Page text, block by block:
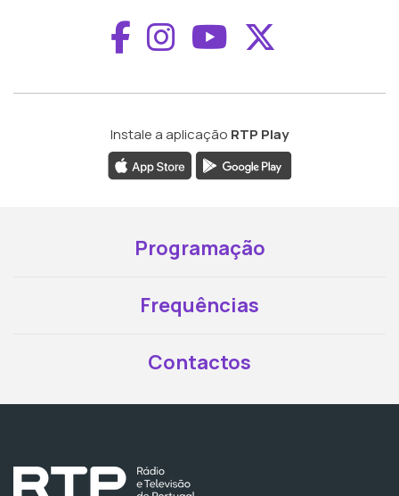
Aceder ao
Aceder ao
Aceder ao
Instale a aplicação RTP Play
Programação
Frequências
Contactos